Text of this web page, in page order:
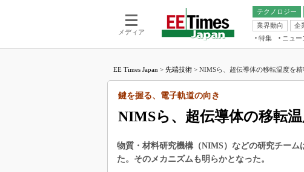
メディア
テクノロジー
電池／エネルギー
アナログ
マイコン
業界動向
企
特集 ニュー
福田昭のデバイス
大山聡の業界スコ
リタイア直前エン
学漂流記
電子ブック
EE Times Japan > 先端技術 > NIMSら、超伝導体の移転温度を精
NIMSら、超伝導体の移転
鍵を握る、電子軌道の向き
物質・材料研究機構（NIMS）などの研究チー
た。そのメカニズムも明らかとなった。